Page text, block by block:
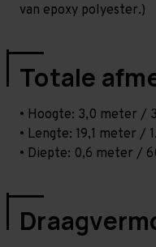
van epoxy polyester.)
Totale
• Hoogte: 3,0 meter
• Lengte: 19,1 meter /
• Diepte: 0,6 meter /